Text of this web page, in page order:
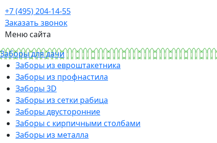
+7 (495) 204-14-55
Заказать звонок
Меню сайта
Заборы для дачи
Заборы из евроштакетника
Заборы из профнастила
Заборы 3D
Заборы из сетки рабица
Заборы двусторонние
Заборы с кирпичными столбами
Заборы из металла